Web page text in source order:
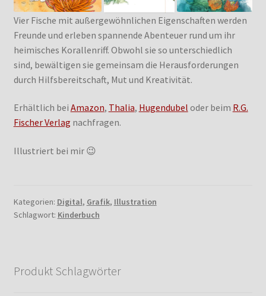
Vier Fische mit außergewöhnlichen Eigenschaften werden
Freunde und erleben spannende Abenteuer rund um ihr
heimisches Korallenriff. Obwohl sie so unterschiedlich
sind, bewältigen sie gemeinsam die Herausforderungen
durch Hilfsbereitschaft, Mut und Kreativität.
Erhältlich bei Amazon, Thalia, Hugendubel oder beim R.G.
Fischer Verlag nachfragen.
Illustriert bei mir 😉
Kategorien: Digital, Grafik, Illustration
Schlagwort: Kinderbuch
Produkt Schlagwörter